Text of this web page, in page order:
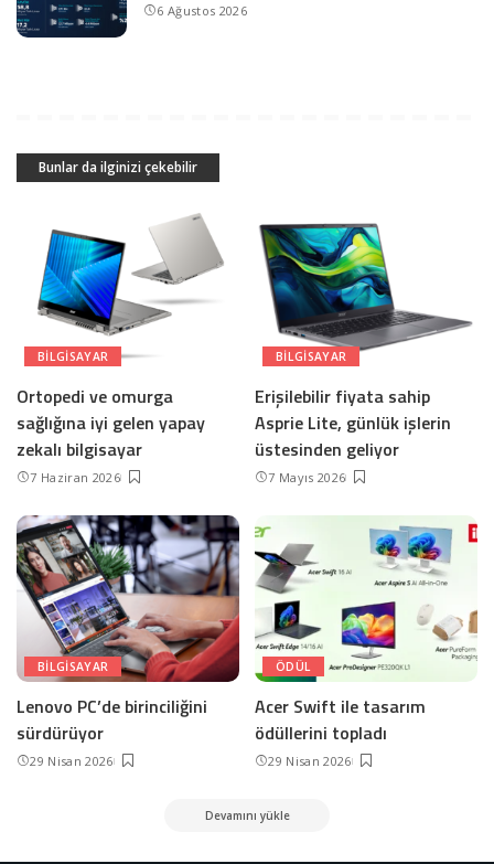
6 Ağustos 2026
Bunlar da ilginizi çekebilir
BILGISAYAR
Ortopedi ve omurga
sağlığına iyi gelen yapay
zekalı bilgisayar
7 Haziran 2026
BILGISAYAR
Erişilebilir fiyata sahip
Asprie Lite, günlük işlerin
üstesinden geliyor
7 Mayıs 2026
BILGISAYAR
Lenovo PC’de birinciliğini
sürdürüyor
29 Nisan 2026
ÖDÜL
Acer Swift ile tasarım
ödüllerini topladı
29 Nisan 2026
Devamını yükle